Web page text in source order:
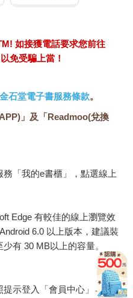
如接獲電話要求您前往
免受騙上當！
石堂電子書服務條款。
」及「Readmoo(兌換
「我的e書櫃」，點選線上
Edge 有較佳的線上瀏覽效
6.0 以上版本，建議裝
有 30 MB以上的容量。
提示登入「會員中心」→「我